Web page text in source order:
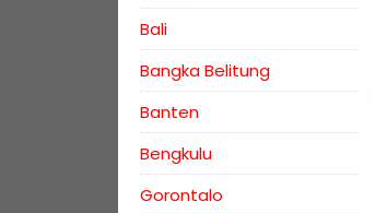
Bali
Bangka Belitung
Banten
Bengkulu
Gorontalo